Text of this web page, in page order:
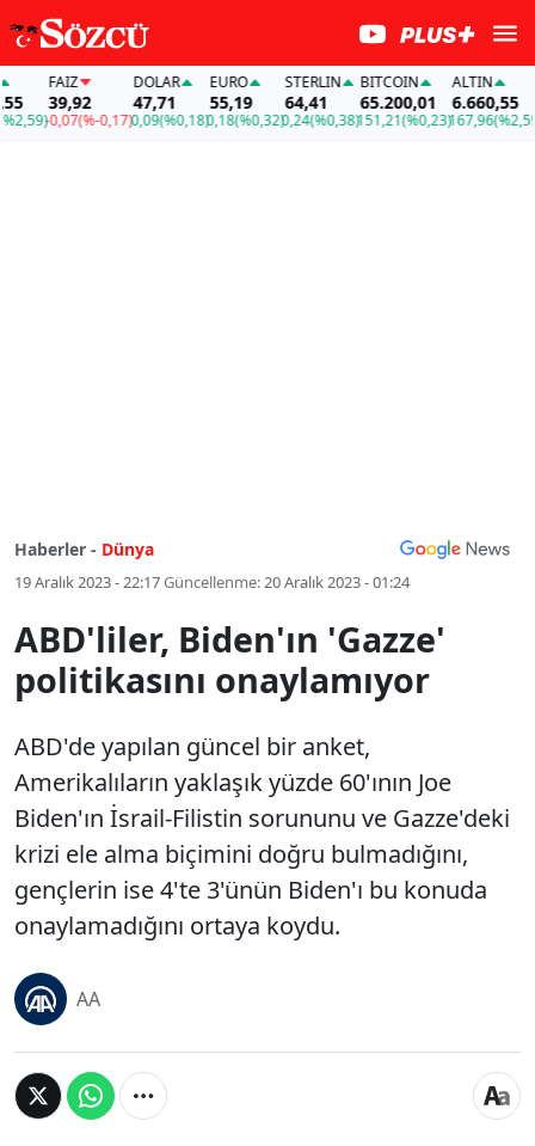
FAİZ
39,92
-0,07(%-0,17)
DOLAR
47,71
0,09(%0,18)
EURO
55,19
0,18(%0,32)
STERLIN
64,41
0,24(%0,38)
BITCOIN
65.200,01
151,21(%0,23)
ALTIN
6.660,55
167,96(%2,59)-
Haberler - Dünya
19 Aralık 2023 - 22:17Güncellenme:20 Aralık 2023 - 01:24
ABD'liler, Biden'ın 'Gazze'
politikasını onaylamıyor
ABD'de yapılan güncel bir anket,
Amerikalıların yaklaşık yüzde 60'ının Joe
Biden'ın İsrail-Filistin sorununu ve Gazze'deki
krizi ele alma biçimini doğru bulmadığını,
gençlerin ise 4'te 3'ünün Biden'ı bu konuda
onaylamadığını ortaya koydu.
AA